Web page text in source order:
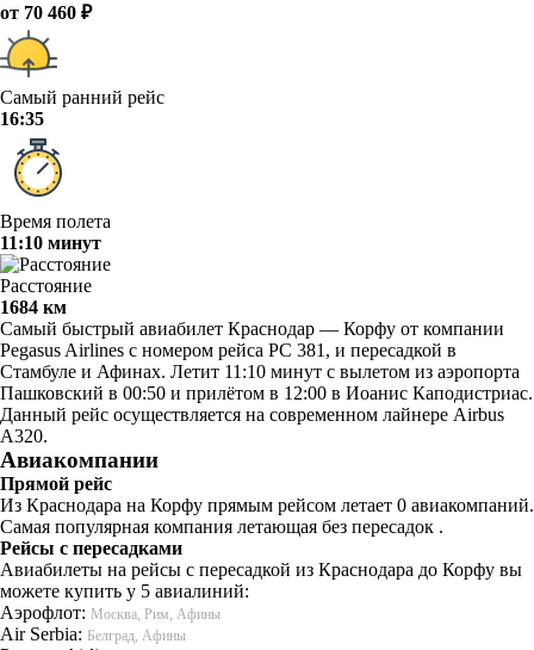
от 70 460 ₽
Самый ранний рейс
16:35
Время полета
11:10 минут
Расстояние
1684 км
Самый быстрый авиабилет Краснодар — Корфу от компании
Pegasus Airlines с номером рейса PC 381, и пересадкой в
Стамбуле и Афинах. Летит 11:10 минут с вылетом из аэропорта
Пашковский в 00:50 и прилётом в 12:00 в Иоанис Каподистриас.
Данный рейс осуществляется на современном лайнере Airbus
A320.
Авиакомпании
Прямой рейс
Из Краснодара на Корфу прямым рейсом летает 0 авиакомпаний.
Самая популярная компания летающая без пересадок .
Рейсы с пересадками
Авиабилеты на рейсы с пересадкой из Краснодара до Корфу вы
можете купить у 5 авиалиний:
Аэрофлот: Москва, Рим, Афины
Air Serbia: Белград, Афины